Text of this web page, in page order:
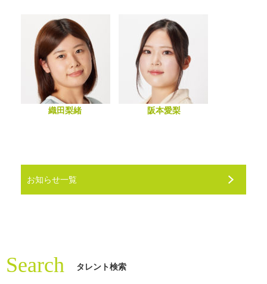
織田梨緒 阪本愛梨
お知らせ一覧
Search タレント検索